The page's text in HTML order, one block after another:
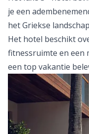
je een
het Griekse
Het hotel beschikt
fitnessruimte en een
een top vakantie